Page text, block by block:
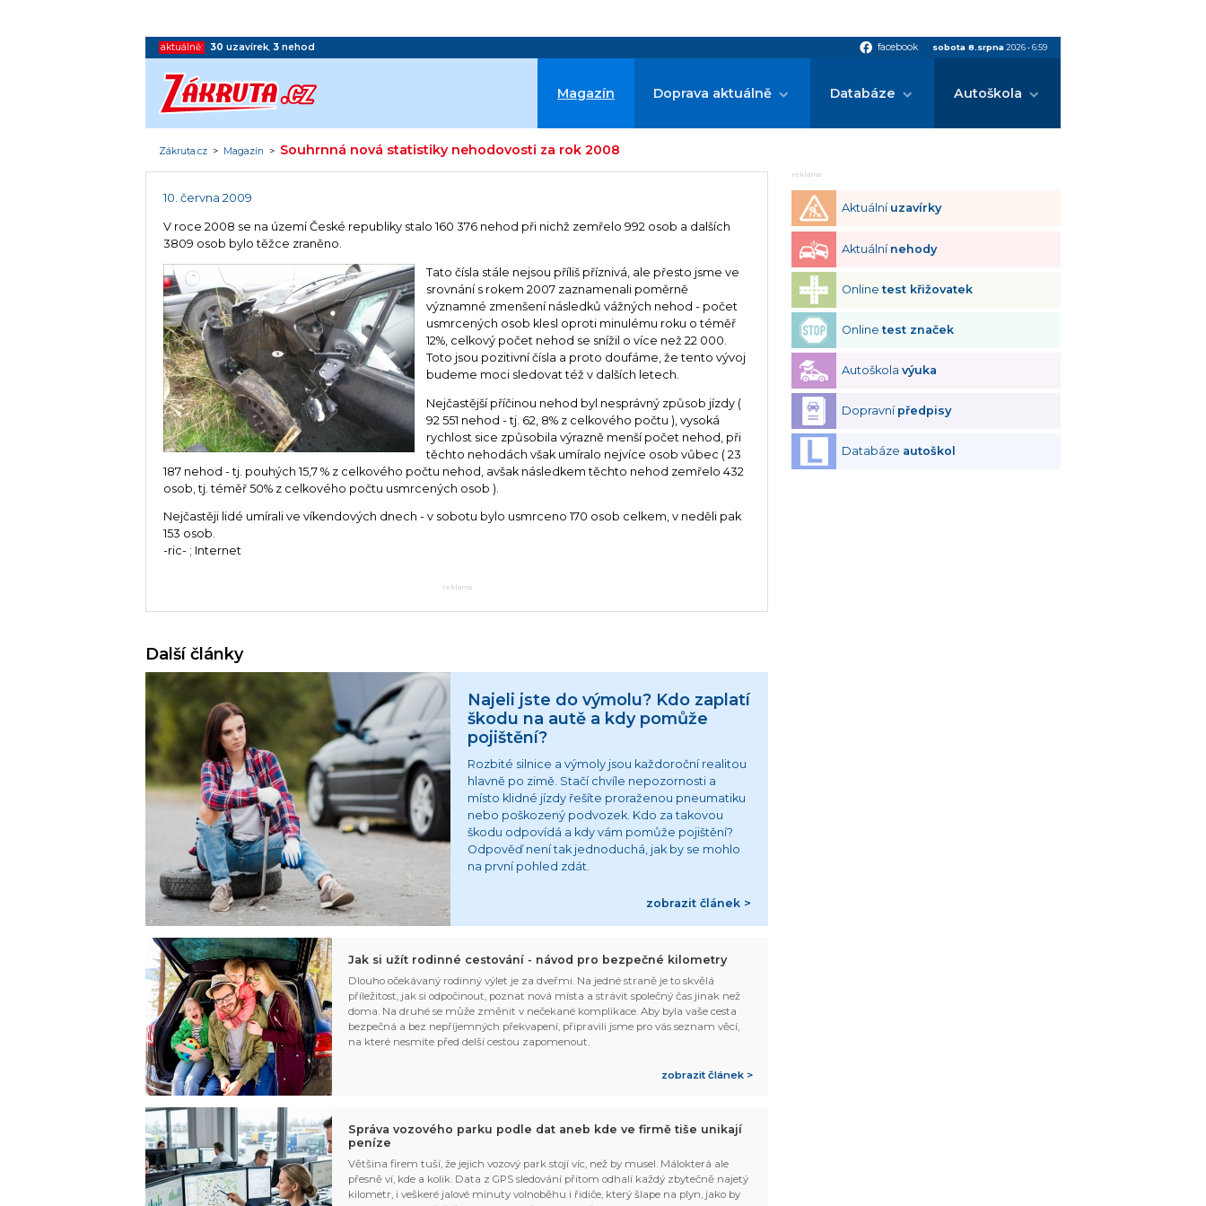
aktuálně: 30 uzavírek, 3 nehod facebook facebook sobota 8.srpna 2026• 6:59
Magazín Doprava aktuálně Databáze Autoškola
Zákruta.cz > Magazín > Souhrnná nová statistiky nehodovosti za rok 2008
10. června 2009
V roce 2008 se na území České republiky stalo 160 376 nehod při nichž zemřelo 992 osob a dalších
3809 osob bylo těžce zraněno.
Tato čísla stále nejsou příliš příznivá, ale přesto jsme ve
srovnání s rokem 2007 zaznamenali poměrně
významné zmenšení následků vážných nehod - počet
usmrcených osob klesl oproti minulému roku o téměř
12%, celkový počet nehod se snížil o více než 22 000.
Toto jsou pozitivní čísla a proto doufáme, že tento vývoj
budeme moci sledovat též v dalších letech.
Nejčastější příčinou nehod byl nesprávný způsob jízdy (
92 551 nehod - tj. 62, 8% z celkového počtu ), vysoká
rychlost sice způsobila výrazně menší počet nehod, při
těchto nehodách však umíralo nejvíce osob vůbec ( 23
187 nehod - tj. pouhých 15,7 % z celkového počtu nehod, avšak následkem těchto nehod zemřelo 432
osob, tj. téměř 50% z celkového počtu usmrcených osob ).
Nejčastěji lidé umírali ve víkendových dnech - v sobotu bylo usmrceno 170 osob celkem, v neděli pak
153 osob.
-ric- ; Internet
reklama
Další články
Najeli jste do výmolu? Kdo zaplatí
škodu na autě a kdy pomůže
pojištění?
Rozbité silnice a výmoly jsou každoroční realitou
hlavně po zimě. Stačí chvíle nepozornosti a
místo klidné jízdy řešíte proraženou pneumatiku
nebo poškozený podvozek. Kdo za takovou
škodu odpovídá a kdy vám pomůže pojištění?
Odpověď není tak jednoduchá, jak by se mohlo
na první pohled zdát.
zobrazit článek >
Jak si užít rodinné cestování - návod pro bezpečné kilometry
Dlouho očekávaný rodinný výlet je za dveřmi. Na jedné straně je to skvělá
příležitost, jak si odpočinout, poznat nová místa a strávit společný čas jinak než
doma. Na druhé se může změnit v nečekané komplikace. Aby byla vaše cesta
bezpečná a bez nepříjemných překvapení, připravili jsme pro vás seznam věcí,
na které nesmíte před delší cestou zapomenout.
zobrazit článek >
Správa vozového parku podle dat aneb kde ve firmě tiše unikají
peníze
Většina firem tuší, že jejich vozový park stojí víc, než by musel. Málokterá ale
přesně ví, kde a kolik. Data z GPS sledování přitom odhalí každý zbytečně najetý
kilometr, i veškeré jalové minuty volnoběhu i řidiče, který šlape na plyn, jako by
reklama
Aktuální uzavírky
Aktuální nehody
Onlinetest křižovatek
Onlinetest značek
Autoškolavýuka
Dopravní předpisy
Databáze autoškol